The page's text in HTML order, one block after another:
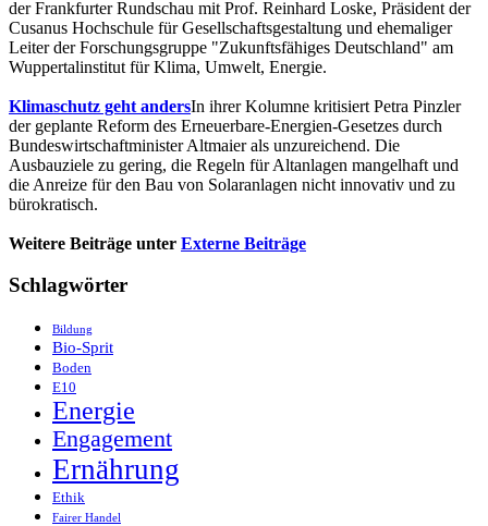
der Frankfurter Rundschau mit Prof. Reinhard Loske, Präsident der
Cusanus Hochschule für Gesellschaftsgestaltung und ehemaliger
Leiter der Forschungsgruppe "Zukunftsfähiges Deutschland" am
Wuppertalinstitut für Klima, Umwelt, Energie.
Klimaschutz geht andersIn ihrer Kolumne kritisiert Petra Pinzler
der geplante Reform des Erneuerbare-Energien-Gesetzes durch
Bundeswirtschaftminister Altmaier als unzureichend. Die
Ausbauziele zu gering, die Regeln für Altanlagen mangelhaft und
die Anreize für den Bau von Solaranlagen nicht innovativ und zu
bürokratisch.
Weitere Beiträge unter Externe Beiträge
Schlagwörter
Bildung
Bio-Sprit
Boden
E10
Energie
Engagement
Ernährung
Ethik
Fairer Handel